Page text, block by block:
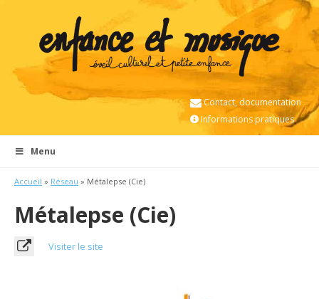
Contact, documentation
Informations pratiques
Menu
Accueil » Réseau » Métalepse (Cie)
Métalepse (Cie)
Visiter le site